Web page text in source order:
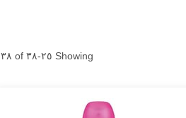
Showing ٢٥-٣٨ ٣٨